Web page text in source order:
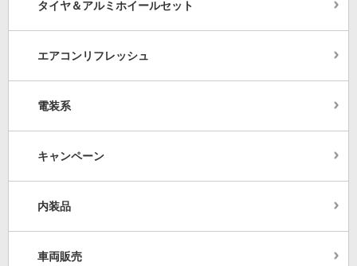
タイヤ＆アルミホイールセット
エアコンリフレッシュ
電装系
キャンペーン
内装品
車両販売